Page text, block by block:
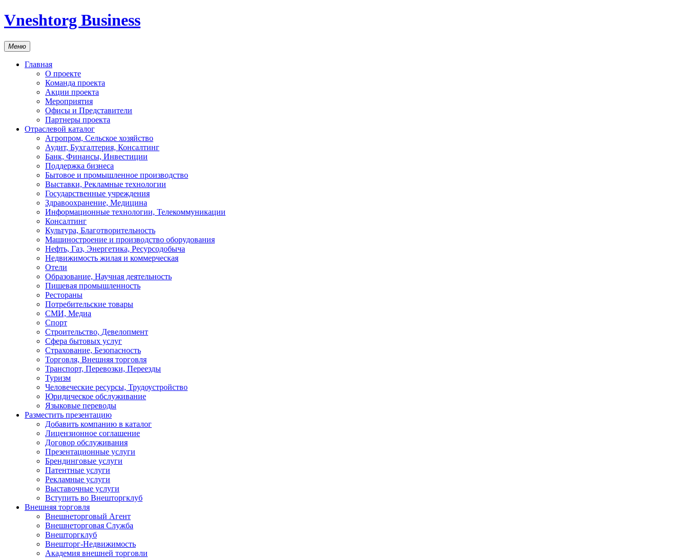
Vneshtorg Business
Меню
Главная
О проекте
Команда проекта
Акции проекта
Мероприятия
Офисы и Представители
Партнеры проекта
Отраслевой каталог
Агропром, Сельское хозяйство
Аудит, Бухгалтерия, Консалтинг
Банк, Финансы, Инвестиции
Поддержка бизнеса
Бытовое и промышленное производство
Выставки, Рекламные технологии
Государственные учреждения
Здравоохранение, Медицина
Информационные технологии, Телекоммуникации
Консалтинг
Культура, Благотворительность
Машиностроение и производство оборудования
Нефть, Газ, Энергетика, Ресурсодобыча
Недвижимость жилая и коммерческая
Отели
Образование, Научная деятельность
Пишевая промышленность
Рестораны
Потребительские товары
СМИ, Медиа
Спорт
Строительство, Девелопмент
Сфера бытовых услуг
Страхование, Безопасность
Торговля, Внешняя торговля
Транспорт, Перевозки, Переезды
Туризм
Человеческие ресурсы, Трудоустройство
Юридическое обслуживание
Языковые переводы
Разместить презентацию
Добавить компанию в каталог
Лицензионное соглашение
Договор обслуживания
Презентационные услуги
Брендинговые услуги
Патентные услуги
Рекламные услуги
Выставочные услуги
Вступить во Внешторгклуб
Внешняя торговля
Внешнеторговый Агент
Внешнеторговая Служба
Внешторгклуб
Внешторг-Недвижимость
Академия внешней торговли